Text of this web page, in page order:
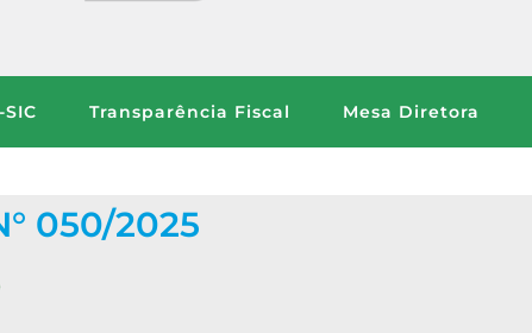
SIC Transparência Fiscal Mesa Diretora
050/2025